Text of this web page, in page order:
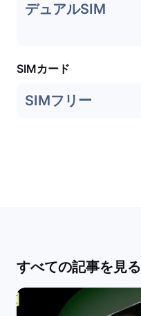
デュアルSIM
SIMカード
SIMフリー
すべての記事を見る